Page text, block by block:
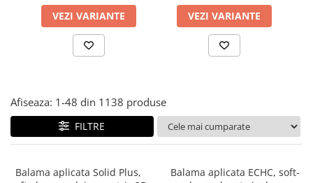
Solutii de curatat & adezivi
Canturi ABS
Clesti/ patenti
Alte scule & unelte
VEZI VARIANTE VEZI VARIANTE
Afiseaza: 1-48 din 1138 produse
FILTRE
Balama aplicata Solid Plus,
Balama aplicata ECHC, soft-